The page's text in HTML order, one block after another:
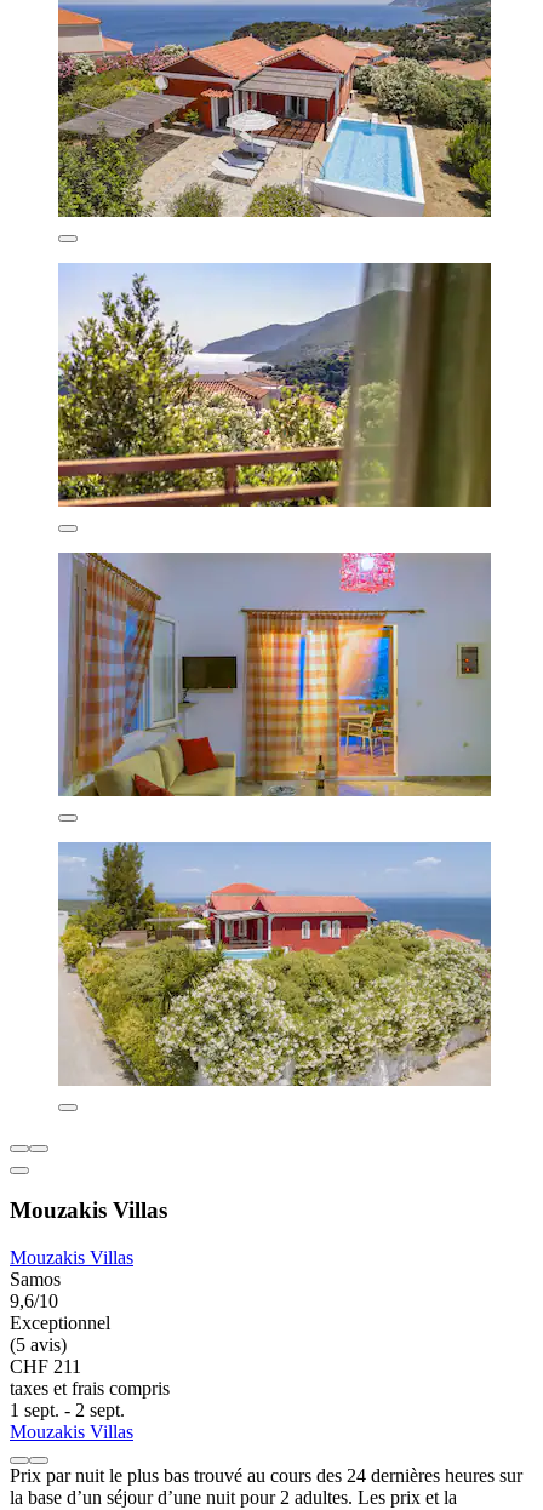
Mouzakis Villas
Mouzakis Villas
Samos
9,6/10
Exceptionnel
(5 avis)
CHF 211
taxes et frais compris
1 sept. - 2 sept.
Mouzakis Villas
Prix par nuit le plus bas trouvé au cours des 24 dernières heures sur
la base d’un séjour d’une nuit pour 2 adultes. Les prix et la